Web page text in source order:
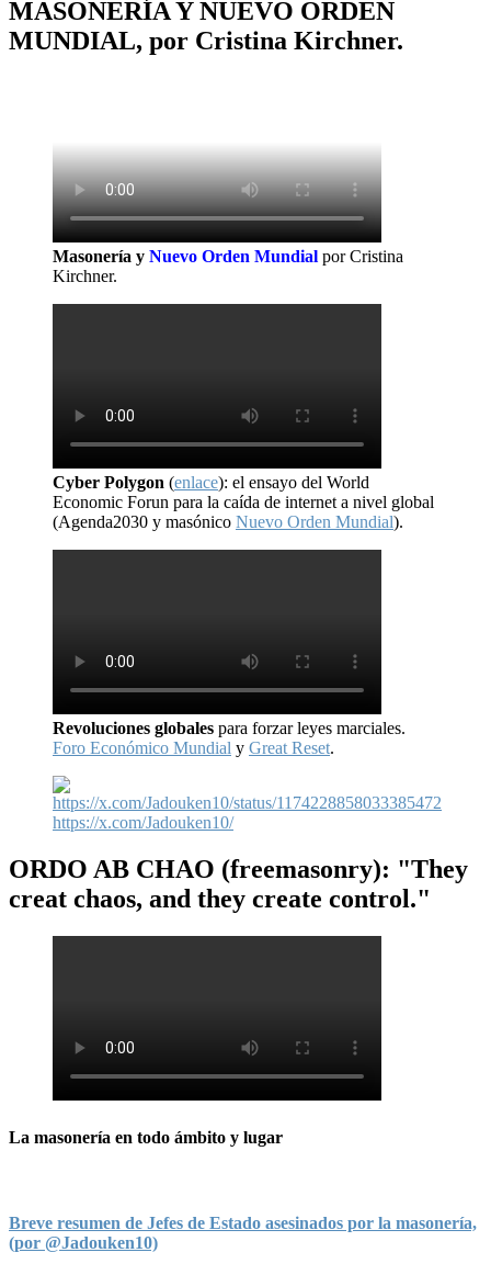
MASONERÍA Y NUEVO ORDEN
MUNDIAL, por Cristina Kirchner.
Masonería y Nuevo Orden Mundial por Cristina
Kirchner.
Cyber Polygon (enlace): el ensayo del World
Economic Forun para la caída de internet a nivel global
(Agenda2030 y masónico Nuevo Orden Mundial).
Revoluciones globales para forzar leyes marciales.
Foro Económico Mundial y Great Reset.
https://x.com/Jadouken10/
ORDO AB CHAO (freemasonry): "They
creat chaos, and they create control."
La masonería en todo ámbito y lugar
Breve resumen de Jefes de Estado asesinados por la masonería,
(por @Jadouken10)